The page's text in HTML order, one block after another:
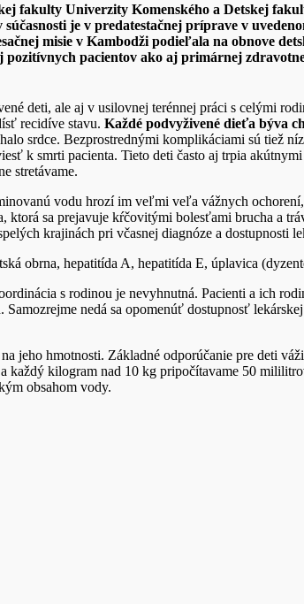
fakulty Univerzity Komenského a Detskej
je v predatestačnej príprave v
misie v Kambodži podieľala na obnove
pacientov ako aj primárnej
deti, ale aj v usilovnej terénnej práci s celými
recidíve stavu. Každé podvyživené dieťa býva
srdce. Bezprostrednými komplikáciami sú tiež
k smrti pacienta. Tieto deti často aj trpia
stretávame.
vodu hrozí im veľmi veľa vážnych
sa prejavuje kŕčovitými bolesťami brucha a
krajinách pri včasnej diagnóze a dostupnosti
obrna, hepatitída A, hepatitída E, úplavica
s rodinou je nevyhnutná. Pacienti a ich
nedá sa opomenúť dostupnosť
na jeho hmotnosti. Základné odporúčanie pre deti
kilogram nad 10 kg pripočítavame 50
obsahom vody.